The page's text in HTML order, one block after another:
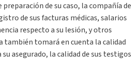
de su caso, la compañía de
de sus facturas médicas, salarios
respecto a su lesión, y otros
también tomará en cuenta la calidad
asegurado, la calidad de sus testigos